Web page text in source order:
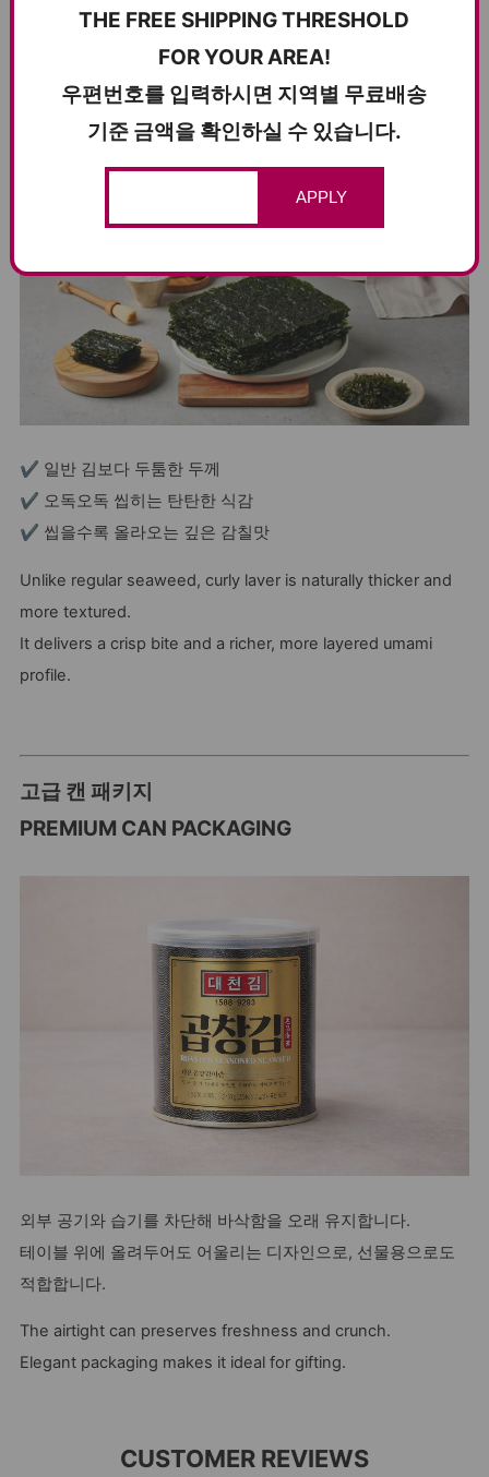
왜 곱창김인가
WHAT IS CANNED GOPCHANG GIM?
✔ 일반 김보다 두툼한 두께
✔ 오독오독 씹히는 탄탄한 식감
✔ 씹을수록 올라오는 깊은 감칠맛
Unlike regular seaweed, curly laver is naturally thicker and
more textured.
It delivers a crisp bite and a richer, more layered umami
profile.
고급 캔 패키지
PREMIUM CAN PACKAGING
외부 공기와 습기를 차단해 바삭함을 오래 유지합니다.
테이블 위에 올려두어도 어울리는 디자인으로, 선물용으로도
적합합니다.
The airtight can preserves freshness and crunch.
Elegant packaging makes it ideal for gifting.
CUSTOMER REVIEWS
THE FREE SHIPPING THRESHOLD
FOR YOUR AREA!
우편번호를 입력하시면 지역별 무료배송
기준 금액을 확인하실 수 있습니다.
APPLY